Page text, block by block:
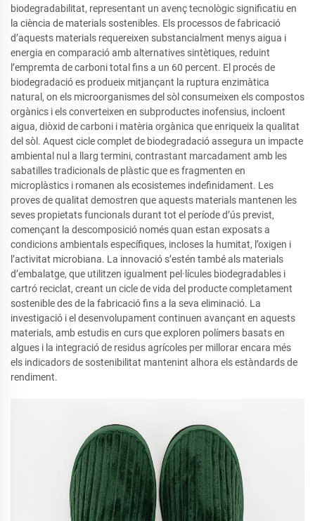
biodegradabilitat, representant un avenç tecnològic significatiu en
la ciència de materials sostenibles. Els processos de fabricació
d’aquests materials requereixen substancialment menys aigua i
energia en comparació amb alternatives sintètiques, reduint
l’empremta de carboni total fins a un 60 percent. El procés de
biodegradació es produeix mitjançant la ruptura enzimàtica
natural, on els microorganismes del sòl consumeixen els compostos
orgànics i els converteixen en subproductes inofensius, incloent
aigua, diòxid de carboni i matèria orgànica que enriqueix la qualitat
del sòl. Aquest cicle complet de biodegradació assegura un impacte
ambiental nul a llarg termini, contrastant marcadament amb les
sabatilles tradicionals de plàstic que es fragmenten en
microplàstics i romanen als ecosistemes indefinidament. Les
proves de qualitat demostren que aquests materials mantenen les
seves propietats funcionals durant tot el període d’ús previst,
començant la descomposició només quan estan exposats a
condicions ambientals específiques, incloses la humitat, l’oxigen i
l’activitat microbiana. La innovació s’estén també als materials
d’embalatge, que utilitzen igualment pel·lícules biodegradables i
cartró reciclat, creant un cicle de vida del producte completament
sostenible des de la fabricació fins a la seva eliminació. La
investigació i el desenvolupament continuen avançant en aquests
materials, amb estudis en curs que exploren polímers basats en
algues i la integració de residus agrícoles per millorar encara més
els indicadors de sostenibilitat mantenint alhora els estàndards de
rendiment.